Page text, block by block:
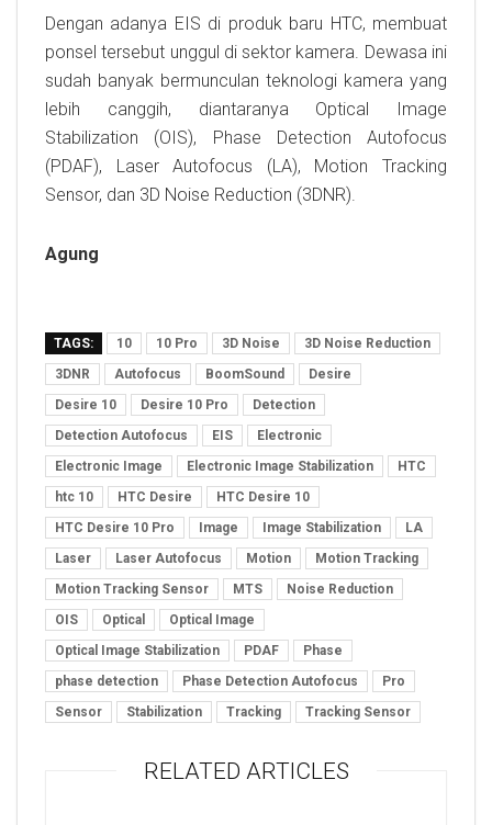
Dengan adanya EIS di produk baru HTC, membuat
ponsel tersebut unggul di sektor kamera. Dewasa ini
sudah banyak bermunculan teknologi kamera yang
lebih canggih, diantaranya Optical Image
Stabilization (OIS), Phase Detection Autofocus
(PDAF), Laser Autofocus (LA), Motion Tracking
Sensor, dan 3D Noise Reduction (3DNR).
Agung
TAGS: 10 10 Pro 3D Noise
3D Noise Reduction
3DNR
Autofocus BoomSound
Desire
Desire 10
Desire 10 Pro
Detection
Detection Autofocus
EIS
Electronic
Electronic Image
Electronic Image Stabilization
HTC
htc 10
HTC Desire
HTC Desire 10
HTC Desire 10 Pro
Image Image Stabilization
LA
Laser
Laser Autofocus Motion
Motion Tracking
Motion Tracking Sensor
MTS
Noise Reduction
OIS
Optical
Optical Image
Optical Image Stabilization
PDAF
Phase
phase detection
Phase Detection Autofocus
Pro
Sensor
Stabilization Tracking Tracking Sensor
RELATED ARTICLES